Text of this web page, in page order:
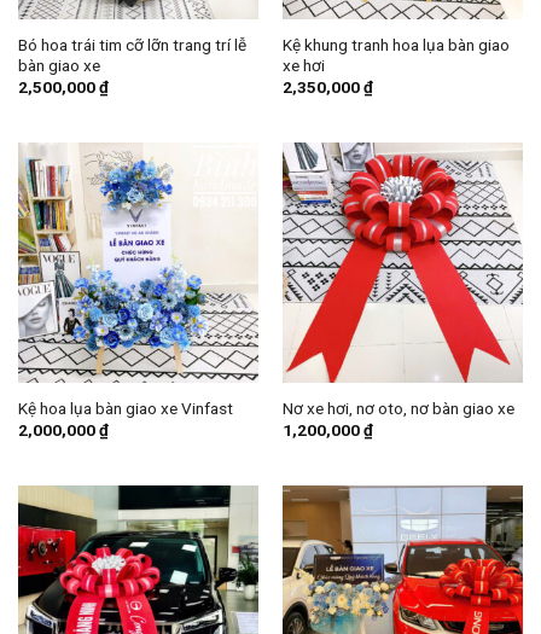
Bó hoa trái tim cỡ lỡn trang trí lễ
bàn giao xe
2,500,000₫
Kệ khung tranh hoa lụa bàn giao
xe hơi
2,350,000₫
Kệ hoa lụa bàn giao xe Vinfast
2,000,000₫
Nơ xe hơi, nơ oto, nơ bàn giao xe
1,200,000₫